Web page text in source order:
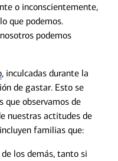
o inconscientemente,
que podemos.
podemos
, inculcadas durante la
de gastar. Esto se
que observamos de
nuestras actitudes de
familias que:
los demás, tanto si